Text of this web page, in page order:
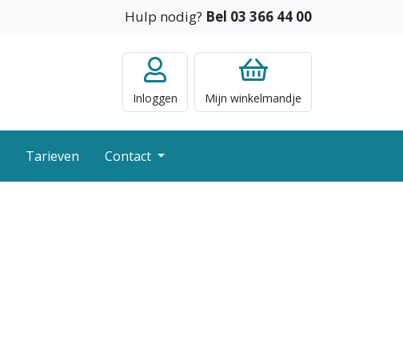
Hulp nodig? Bel 03 366 44 00
Inloggen Mijn winkelmandje
Tarieven Contact